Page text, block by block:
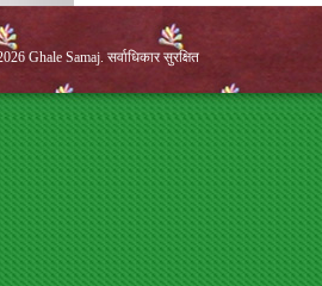
Ghale Samaj. सर्वाधिकार सुरक्षित